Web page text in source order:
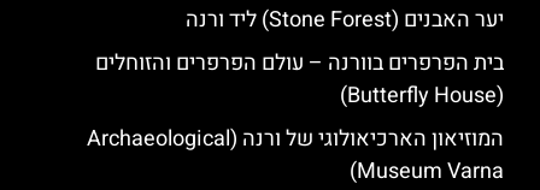
יער האבנים (Stone Forest) ליד ורנה
בית הפרפרים בוורנה – עולם הפרפרים והזוחלים
(Butterfly House)
המוזיאון הארכיאולוגי של ורנה (Archaeological
Museum Varna)